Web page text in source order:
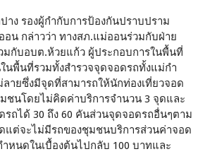
ง รองผู้กำกับการป้องกันปราบปราม
อน กล่าวว่า ทางสภ.แม่ออนร่วมกับฝ่าย
มกับอบต.ห้วยแก้ว ผู้ประกอบการในพื้นที่
นพื้นที่รวมทั้งสำรวจจุดจอดรถทั้งแม่กำ
ายซึ่งมีจุดที่สามารถให้นักท่องเที่ยวจอด
ชนโดยไม่คิดค่าบริการจำนวน 3 จุดและ
รถได้ 30 ถึง 60 คันส่วนจุดจอดรถอื่นๆตาม
แต่จะไม่มีรถของชุมชนบริการส่วนค่าจอด
หนดในเบื้องต้นไปกลับ 100 บาทและ